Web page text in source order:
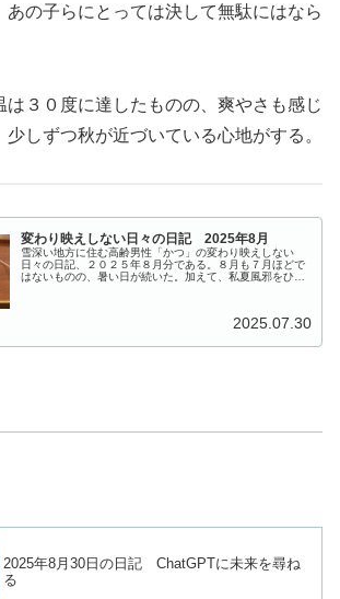
あの子らにとっては決して無駄にはなら
は３０度に達したものの、爽やさも感じ
少しずつ秋が近づいている心地がする。
変わり映えしない日々の日記 2025年8月
雪深い地方に住む高齢男性「かつ」の変わり映えしない
日々の日記、２０２５年８月分である。８月も７月ほどで
はないものの、暑い日が続いた。加えて、私夏風邪をひい
2025.07.30
2025年8月30日の日記 ChatGPTに未来を尋ね
る